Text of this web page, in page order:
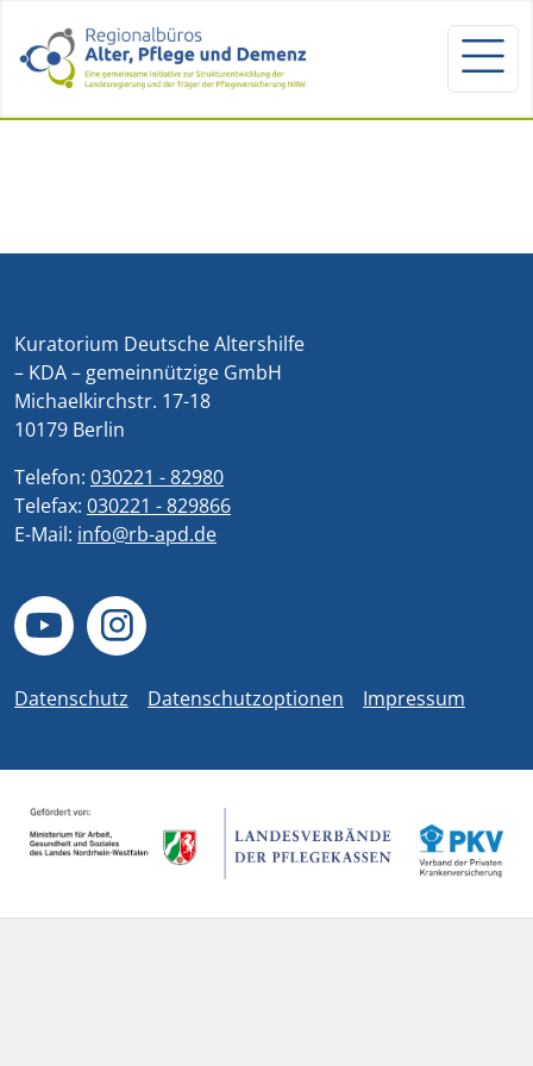
Kuratorium Deutsche Altershilfe
– KDA – gemeinnützige GmbH
Michaelkirchstr. 17-18
10179 Berlin
Telefon: 030221 - 82980
Telefax: 030221 - 829866
E-Mail: info@rb-apd.de
Datenschutz Datenschutzoptionen Impressum